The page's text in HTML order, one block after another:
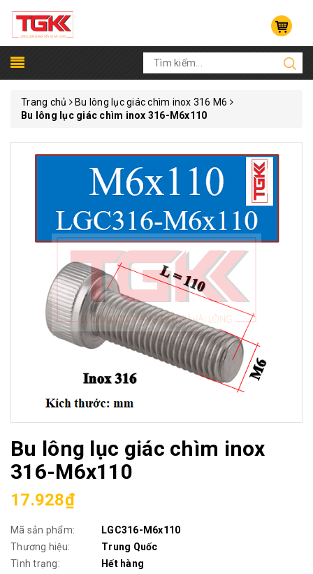
Trang chủ
Bu lông lục giác chìm inox 316 M6
Bu lông lục giác chìm inox 316-M6x110
Bu lông lục giác chìm inox
316-M6x110
17.928₫
Mã sản phẩm:
LGC316-M6x110
Thương hiệu:
Trung Quốc
Tình trạng:
Hết hàng